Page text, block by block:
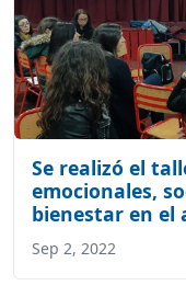
Se realizó el
emocionales,
bienestar en el
Sep 2, 2022